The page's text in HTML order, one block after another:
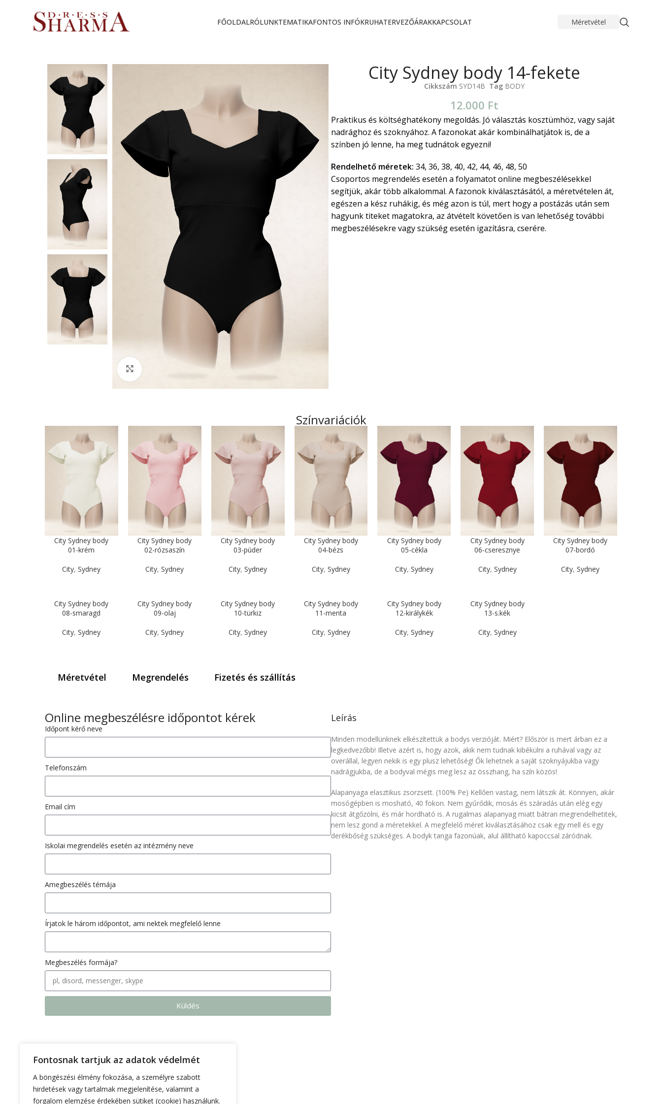
Fontosnak tartjuk az adatok védelmét
A böngészési élmény fokozása, a személyre szabott
hirdetések vagy tartalmak megjelenítése, valamint a
forgalom elemzése érdekében sütiket (cookie) használunk.
FŐOLDALRÓLUNKTEMATIKAFONTOS INFÓKRUHATERVEZŐÁRAKKAPCSOLAT Méretvétel
City Sydney body 14-fekete
Cikkszám SYD14B Tag BODY
12.000 Ft
Praktikus és költséghatékony megoldás. Jó választás kosztümhöz, vagy saját
nadrághoz és szoknyához. A fazonokat akár kombinálhatjátok is, de a
színben jó lenne, ha meg tudnátok egyezni!
Rendelhető méretek: 34, 36, 38, 40, 42, 44, 46, 48, 50
Csoportos megrendelés esetén a folyamatot online megbeszélésekkel
segítjük, akár több alkalommal. A fazonok kiválasztásától, a méretvételen át,
egészen a kész ruhákig, és még azon is túl, mert hogy a postázás után sem
hagyunk titeket magatokra, az átvételt követően is van lehetőség további
megbeszélésekre vagy szükség esetén igazításra, cserére.
Színvariációk
City Sydney body
01-krém
City,Sydney
City Sydney body
02-rózsaszín
City,Sydney
City Sydney body
03-púder
City,Sydney
City Sydney body
04-bézs
City, Sydney
City Sydney body
05-cékla
City, Sydney
City Sydney body
06-cseresznye
City, Sydney
City Sydney body
07-bordó
City,Sydney
City Sydney body
08-smaragd
City,Sydney
City Sydney body
09-olaj
City,Sydney
City Sydney body
10-türkiz
City,Sydney
City Sydney body
11-menta
City, Sydney
City Sydney body
12-királykék
City, Sydney
City Sydney body
13-s.kék
City, Sydney
Méretvétel Megrendelés Fizetés és szállítás
Online megbeszélésre időpontot kérek
Időpont kérő neve
Telefonszám
Email cím
Iskolai megrendelés esetén az intézmény neve
Amegbeszélés témája
Írjatok le három időpontot, ami nektek megfelelő lenne
Megbeszélés formája?
Küldés
Leírás
Minden modellünknek elkészítettük a bodys verzióját. Miért? Először is mert árban ez a
legkedvezőbb! Illetve azért is, hogy azok, akik nem tudnak kibékülni a ruhával vagy az
overállal, legyen nekik is egy plusz lehetőség! Ők lehetnek a saját szoknyájukba vagy
nadrágjukba, de a bodyval mégis meg lesz az összhang, ha szín közös!
Alapanyaga elasztikus zsorzsett. (100% Pe) Kellően vastag, nem látszik át. Könnyen, akár
mosógépben is mosható, 40 fokon. Nem gyűrődik, mosás és száradás után elég egy
kicsit átgőzölni, és már hordható is. A rugalmas alapanyag miatt bátran megrendelhetitek,
nem lesz gond a méretekkel. A megfelelő méret kiválasztásához csak egy mell és egy
derékbőség szükséges. A bodyk tanga fazonúak, alul állítható kapoccsal záródnak.